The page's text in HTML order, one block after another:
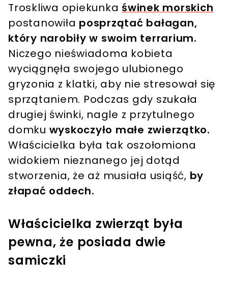
Troskliwa opiekunka świnek morskich
postanowiła posprzątać bałagan,
który narobiły w swoim terrarium.
Niczego nieświadoma kobieta
wyciągnęła swojego ulubionego
gryzonia z klatki, aby nie stresował się
sprzątaniem. Podczas gdy szukała
drugiej świnki, nagle z przytulnego
domku wyskoczyło małe zwierzątko.
Właścicielka była tak oszołomiona
widokiem nieznanego jej dotąd
stworzenia, że aż musiała usiąść, by
złapać oddech.
Właścicielka zwierząt była
pewna, że posiada dwie
samiczki